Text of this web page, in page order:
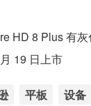
8 Plus 有
19 日上市
平板 设备